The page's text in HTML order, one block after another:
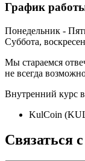
График
Понедельник -
Суббота,
Мы стараемся
не всегда
Внутренний курс
KulCoin
Связаться